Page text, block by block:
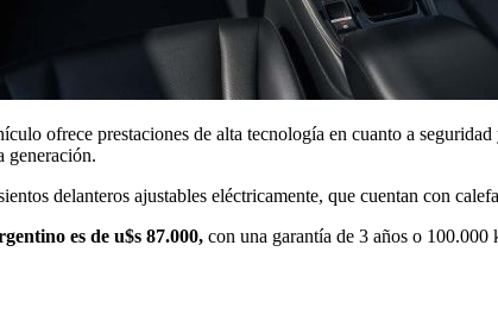
ofrece prestaciones de alta tecnología en cuanto a
generación.
delanteros ajustables eléctricamente, que cuentan con
es de u$s 87.000, con una garantía de 3 años o